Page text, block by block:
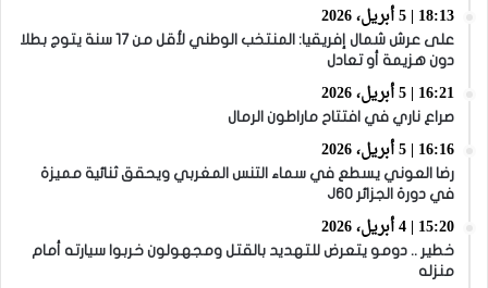
18:13 | 5 أبريل، 2026
على عرش شمال إفريقيا: المنتخب الوطني لأقل من 17 سنة يتوج بطلا
دون هزيمة أو تعادل
16:21 | 5 أبريل، 2026
صراع ناري في افتتاح ماراطون الرمال
16:16 | 5 أبريل، 2026
رضا العوني يسطع في سماء التنس المغربي ويحقق ثنائية مميزة
في دورة الجزائر J60
15:20 | 4 أبريل، 2026
خطير .. دومو يتعرض للتهديد بالقتل ومجهولون خربوا سيارته أمام
منزله